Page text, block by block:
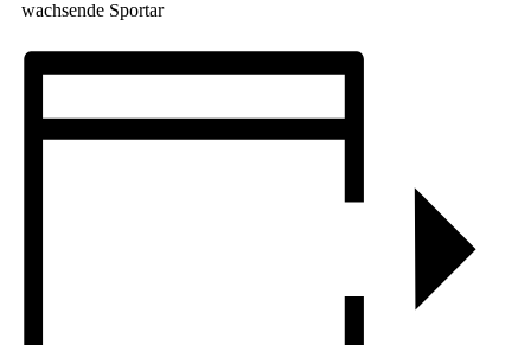
wachsende Sportar